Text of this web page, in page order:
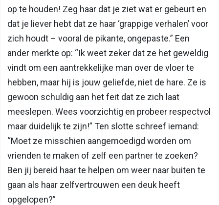
op te houden! Zeg haar dat je ziet wat er gebeurt en
dat je liever hebt dat ze haar ‘grappige verhalen’ voor
zich houdt – vooral de pikante, ongepaste.” Een
ander merkte op: “Ik weet zeker dat ze het geweldig
vindt om een aantrekkelijke man over de vloer te
hebben, maar hij is jouw geliefde, niet de hare. Ze is
gewoon schuldig aan het feit dat ze zich laat
meeslepen. Wees voorzichtig en probeer respectvol
maar duidelijk te zijn!” Ten slotte schreef iemand:
“Moet ze misschien aangemoedigd worden om
vrienden te maken of zelf een partner te zoeken?
Ben jij bereid haar te helpen om weer naar buiten te
gaan als haar zelfvertrouwen een deuk heeft
opgelopen?”